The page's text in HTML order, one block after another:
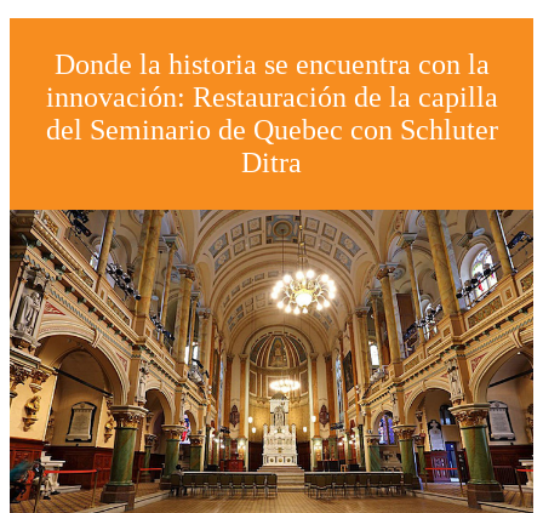
Donde la historia se encuentra con la
innovación: Restauración de la capilla
del Seminario de Quebec con Schluter
Ditra